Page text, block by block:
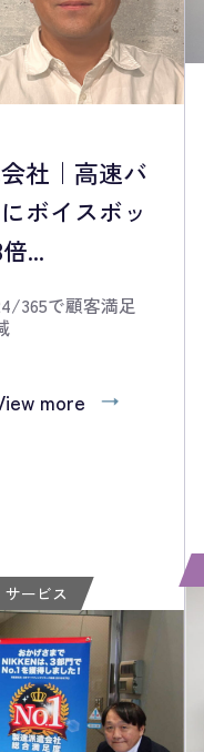
社｜高速バ
ボイスボッ
...
365で顧客満足
more
サービス